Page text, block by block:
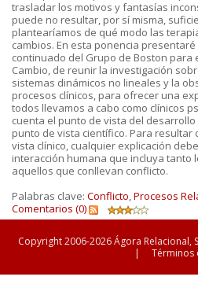
trasladar los motivos y fantasías
puede no resultar, por sí misma,
plantearíamos de qué modo las
cambios. En esta ponencia
continuado del Grupo de Boston para
Cambio, de reunir la investigación
sistemas dinámicos no lineales y la
procesos clínicos, para ofrecer una
todos llevamos a cabo como clínicos
cuenta el punto de vista del
punto de vista científico. Para
vista clínico, cualquier explicación
interacción humana que incluya tanto
aquellos que conllevan conflicto.
Palabras clave: Conflicto,Procesos
Comentarios (0)
Copyright 2006-2026 Ágora Relacional,
|
Términos